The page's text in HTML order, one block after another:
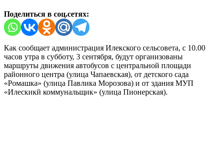
Поделиться в соц.сетях:
Как сообщает администрация Илекского сельсовета, с 10.00
часов утра в субботу, 3 сентября, будут организованы
маршруты движения автобусов с центральной площади
районного центра (улица Чапаевская), от детского сада
«Ромашка» (улица Павлика Морозова) и от здания МУП
«Илескикй коммунальщик» (улица Пионерская).